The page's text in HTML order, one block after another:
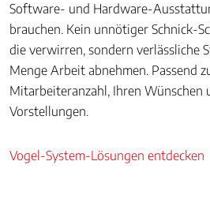
Software- und Hardware-
brauchen. Kein unnötiger Schnick-
die verwirren, sondern verlässliche
Menge Arbeit abnehmen. Passend
Mitarbeiteranzahl, Ihren Wünschen
Vorstellungen.
Vogel-System-Lösungen